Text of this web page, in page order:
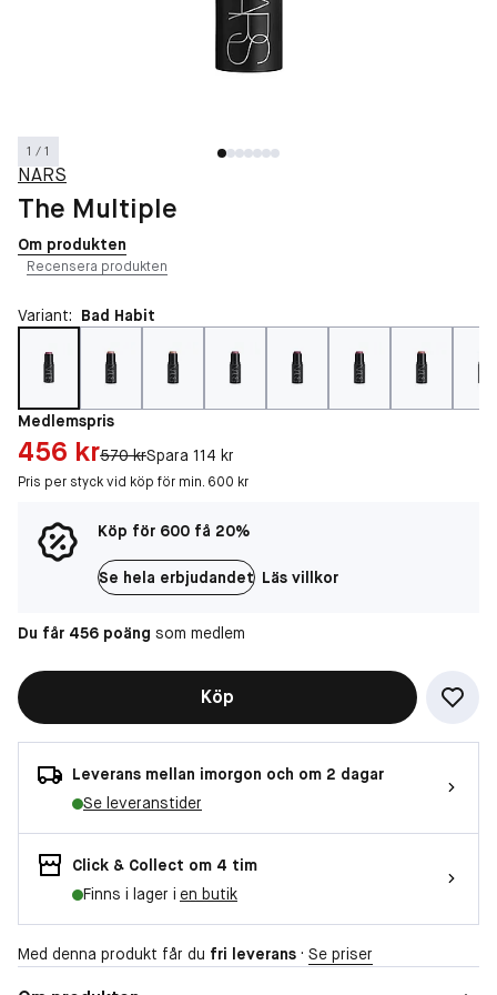
1 / 1
NARS
The Multiple
Om produkten
Recensera produkten
Variant: Bad Habit
Medlemspris
Pris: 456 kr
456 krOriginal pris:
570 krSpara 114 kr
Pris per styck vid köp för min. 600 kr
Köp för 600 få 20%
Se hela erbjudandet Läs villkor
Du får 456 poäng som medlem
Köp
Leverans mellan imorgon och om 2 dagar
Se leveranstider
Click & Collect om 4 tim
Finns i lager i en butik
Med denna produkt får du fri leverans · Se priser